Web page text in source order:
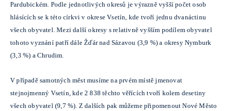
Pardubickém. Podle jednotlivých okresů je výrazně vyšší počet osob
hlásících se k této církvi v okrese Vsetín, kde tvoří jednu dvanáctinu
všech obyvatel. Mezi další okresy s relativně vyšším podílem obyvatel
tohoto vyznání patří dále Žďár nad Sázavou (3,9 %) a okresy Nymburk
(3,3 %) a Chrudim.
V případě samotných měst musíme na prvém místě jmenovat
stejnojmenný Vsetín, kde 2 838 těchto věřících tvoří kolem desetiny
všech obyvatel (9,7 %). Z dalších pak můžeme připomenout Nové Město